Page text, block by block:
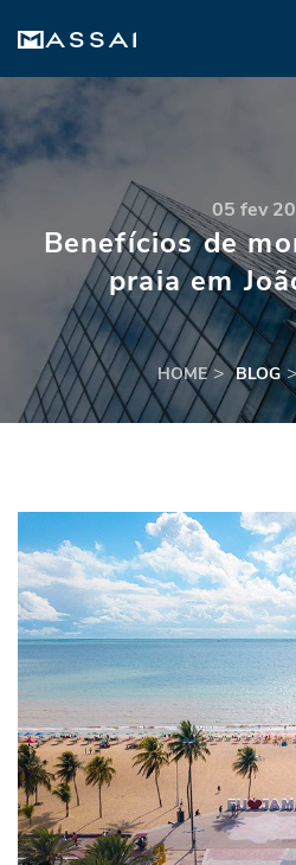
05 fev
Benefícios de
praia em
HOME BLOG